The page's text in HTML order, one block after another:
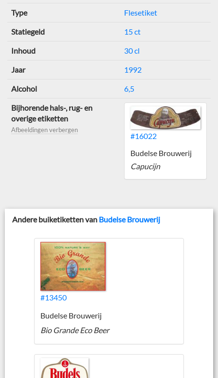
Type Flesetiket
Statiegeld 15 ct
Inhoud 30 cl
Jaar 1992
Alcohol 6,5
Bijhorende hals-, rug- en
overige etiketten
Afbeeldingen verbergen
#16022
Budelse Brouwerij
Capucijn
Andere buiketiketten van Budelse Brouwerij
#13450
Budelse Brouwerij
Bio Grande Eco Beer